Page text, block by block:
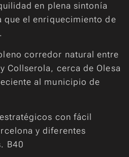
en plena sintonía
que el enriquecimiento de
corredor natural entre
Collserola, cerca de Olesa
al municipio de
con fácil
y diferentes
B40